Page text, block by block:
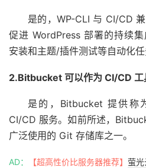
是的，WP-CLI 与 CI/CD
促进 WordPress 部署的持续
安装和主题/插件测试等自动化任
2.Bitbucket 可以作为 CI/CD 工
是的，Bitbucket 提供称
CI/CD 服务。如前所述，
广泛使用的 Git 存储库之一。
AD： 【超高性价比服务器推荐】 萤